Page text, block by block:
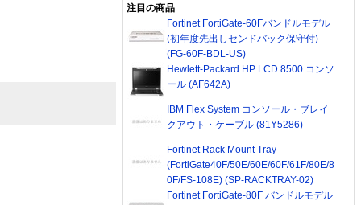
注目の商品
Fortinet FortiGate-60Fバンドルモデル
(初年度先出しセンドバック保守付)
(FG-60F-BDL-US)
Hewlett-Packard HP LCD 8500 コンソ
ール (AF642A)
IBM Flex System コンソール・ブレイ
クアウト・ケーブル (81Y5286)
Fortinet Rack Mount Tray
(FortiGate40F/50E/60E/60F/61F/80E/8
0F/FS-108E) (SP-RACKTRAY-02)
Fortinet FortiGate-80F バンドルモデル